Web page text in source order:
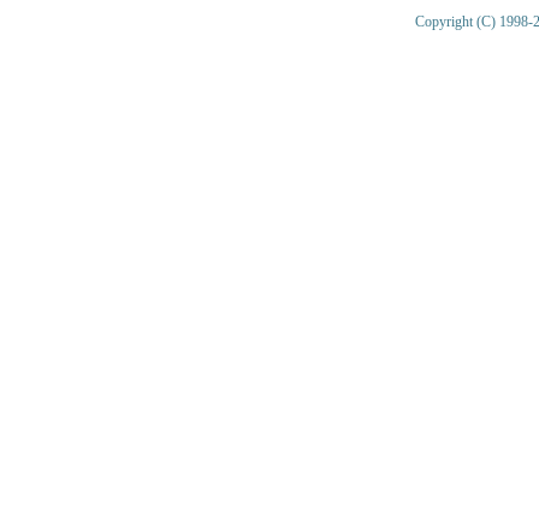
Copyright (C) 1998-